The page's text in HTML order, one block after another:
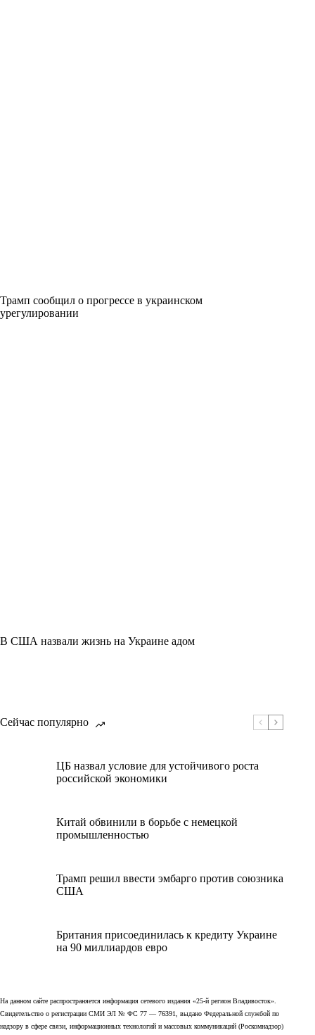
Трамп сообщил о прогрессе в украинском
урегулировании
В США назвали жизнь на Украине адом
Сейчас популярно
ЦБ назвал условие для устойчивого роста
российской экономики
Китай обвинили в борьбе с немецкой
промышленностью
Трамп решил ввести эмбарго против союзника
США
Британия присоединилась к кредиту Украине
на 90 миллиардов евро
На данном сайте распространяется информация сетевого издания «25-й регион Владивосток».
Свидетельство о регистрации СМИ ЭЛ № ФС 77 — 76391, выдано Федеральной службой по
надзору в сфере связи, информационных технологий и массовых коммуникаций (Роскомнадзор)